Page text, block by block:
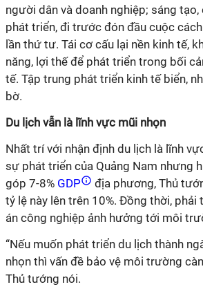
người dân và doanh nghiệp; sáng
phát triển, đi trước đón đầu cuộc
lần thứ tư. Tái cơ cấu lại nền kinh tế,
năng, lợi thế để phát triển trong bối
tế. Tập trung phát triển kinh tế biển,
bờ.
Du lịch vẫn là lĩnh vực mũi nhọn
Nhất trí với nhận định du lịch là lĩnh
sự phát triển của Quảng Nam nhưng
góp 7-8% GDP
địa phương, Thủ
tỷ lệ này lên trên 10%. Đồng thời,
án công nghiệp ảnh hưởng tới môi
“Nếu muốn phát triển du lịch thành
nhọn thì vấn đề bảo vệ môi trường
Thủ tướng nói.